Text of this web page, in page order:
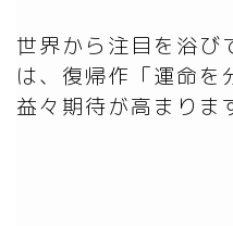
世界から注目を浴び
は、復帰作「運命を
益々期待が高まりま